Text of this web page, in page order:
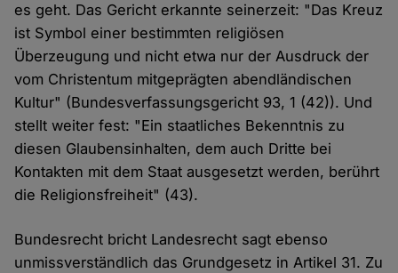
es geht. Das Gericht erkannte seinerzeit: "Das Kreuz
ist Symbol einer bestimmten religiösen
Überzeugung und nicht etwa nur der Ausdruck der
vom Christentum mitgeprägten abendländischen
Kultur" (Bundesverfassungsgericht 93, 1 (42)). Und
stellt weiter fest: "Ein staatliches Bekenntnis zu
diesen Glaubensinhalten, dem auch Dritte bei
Kontakten mit dem Staat ausgesetzt werden, berührt
die Religionsfreiheit" (43).
Bundesrecht bricht Landesrecht sagt ebenso
unmissverständlich das Grundgesetz in Artikel 31. Zu